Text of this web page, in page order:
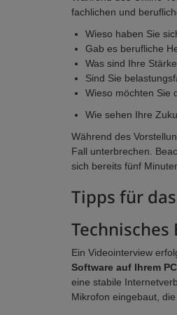
fachlichen und
Wieso haben Sie
Gab es berufliche
Was sind Ihre
Sind Sie
Wieso möchten Sie
Wie sehen Ihre
Während des
Fall unterbrechen.
sich bereits fünf
Tipps für
Ein Videointerview
Software auf Ihrem
eine stabile
Mikrofon eingebaut,